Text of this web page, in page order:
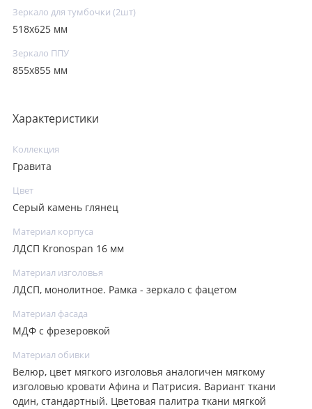
Зеркало для тумбочки (2шт)
518x625 мм
Зеркало ППУ
855x855 мм
Характеристики
Коллекция
Гравита
Цвет
Серый камень глянец
Материал корпуса
ЛДСП Kronospan 16 мм
Материал изголовья
ЛДСП, монолитное. Рамка - зеркало с фацетом
Материал фасада
МДФ с фрезеровкой
Материал обивки
Велюр, цвет мягкого изголовья аналогичен мягкому
изголовью кровати Афина и Патрисия. Вариант ткани
один, стандартный. Цветовая палитра ткани мягкой